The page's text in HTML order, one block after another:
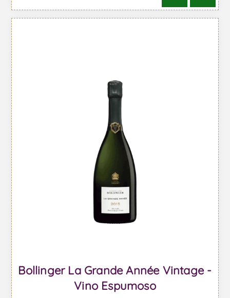
Bollinger La Grande Année Vintage -
Vino Espumoso